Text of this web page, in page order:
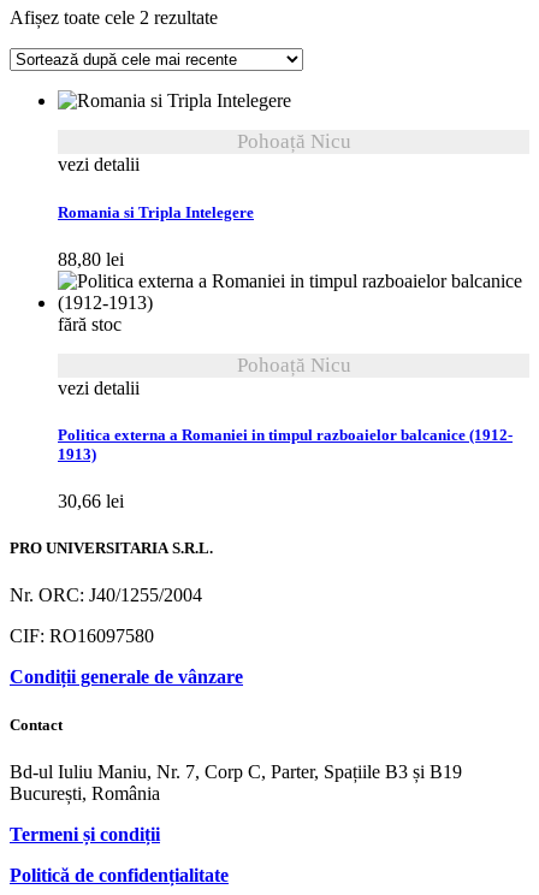
Afișez toate cele 2 rezultateSortat
cele
recente
Pohoață Nicu
vezi detalii
Romania si Tripla Intelegere
88,80 lei
fără stoc
Pohoață Nicu
vezi detalii
Politica externa a Romaniei in timpul razboaielor balcanice (1912-
1913)
30,66 lei
PRO UNIVERSITARIA S.R.L.
Nr. ORC: J40/1255/2004
CIF: RO16097580
Condiții generale de vânzare
Contact
Bd-ul Iuliu Maniu, Nr. 7, Corp C, Parter, Spațiile B3 și B19
București, România
Termeni și condiții
Politică de confidențialitate